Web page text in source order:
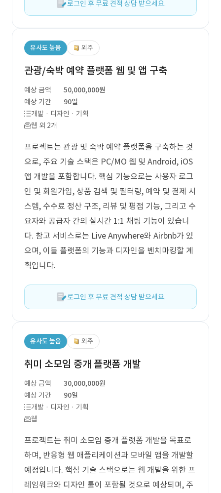
로그인 후 무료 견적 상담 받으세요.
유사도 높음 외주
관광/숙박 예약 플랫폼 웹 및 앱 구축
예상 금액
50,000,000원
예상 기간
90일
개발 · 디자인 · 기획
웹 외 2개
프로젝트는 관광 및 숙박 예약 플랫폼을 구축하는 것
으로, 주요 기술 스택은 PC/MO 웹 및 Android, iOS
앱 개발을 포함합니다. 핵심 기능으로는 사용자 로그
인 및 회원가입, 상품 검색 및 필터링, 예약 및 결제 시
스템, 수수료 정산 구조, 리뷰 및 평점 기능, 그리고 수
요자와 공급자 간의 실시간 1:1 채팅 기능이 있습니
다. 참고 서비스로는 Live Anywhere와 Airbnb가 있
으며, 이들 플랫폼의 기능과 디자인을 벤치마킹할 계
획입니다.
로그인 후 무료 견적 상담 받으세요.
유사도 높음 외주
취미 소모임 중개 플랫폼 개발
예상 금액
30,000,000원
예상 기간
90일
개발 · 디자인 · 기획
웹
프로젝트는 취미 소모임 중개 플랫폼 개발을 목표로
하며, 반응형 웹 애플리케이션과 모바일 앱을 개발할
예정입니다. 핵심 기술 스택으로는 웹 개발을 위한 프
레임워크와 디자인 툴이 포함될 것으로 예상되며, 주